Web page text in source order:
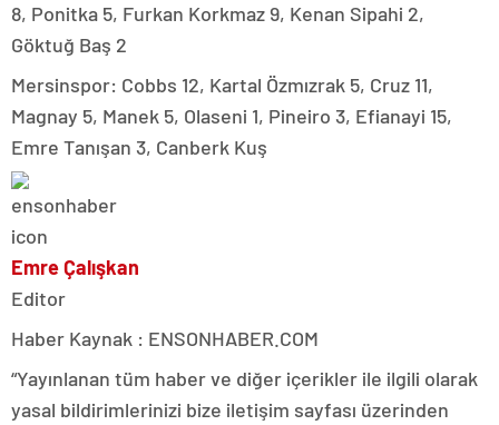
8, Ponitka 5, Furkan Korkmaz 9, Kenan Sipahi 2,
Göktuğ Baş 2
Mersinspor: Cobbs 12, Kartal Özmızrak 5, Cruz 11,
Magnay 5, Manek 5, Olaseni 1, Pineiro 3, Efianayi 15,
Emre Tanışan 3, Canberk Kuş
Emre Çalışkan
Editor
Haber Kaynak : ENSONHABER.COM
“Yayınlanan tüm haber ve diğer içerikler ile ilgili olarak
yasal bildirimlerinizi bize iletişim sayfası üzerinden